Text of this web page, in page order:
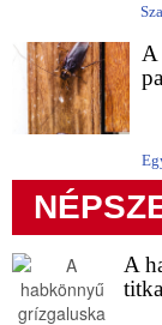
A
A
titka